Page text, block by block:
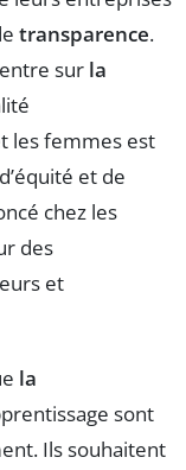
transparence.
sur la
les femmes est
et de
chez les
des
et
la
sont
Ils souhaitent